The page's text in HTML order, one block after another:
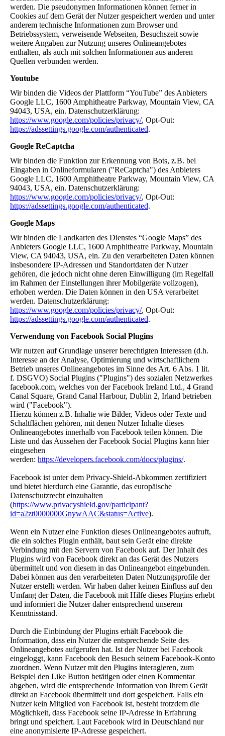
werden. Die pseudonymen Informationen können ferner in
Cookies auf dem Gerät der Nutzer gespeichert werden und unter
anderem technische Informationen zum Browser und
Betriebssystem, verweisende Webseiten, Besuchszeit sowie
weitere Angaben zur Nutzung unseres Onlineangebotes
enthalten, als auch mit solchen Informationen aus anderen
Quellen verbunden werden.
Youtube
Wir binden die Videos der Plattform “YouTube” des Anbieters
Google LLC, 1600 Amphitheatre Parkway, Mountain View, CA
94043, USA, ein. Datenschutzerklärung:
https://www.google.com/policies/privacy/, Opt-Out:
https://adssettings.google.com/authenticated.
Google ReCaptcha
Wir binden die Funktion zur Erkennung von Bots, z.B. bei
Eingaben in Onlineformularen ("ReCaptcha") des Anbieters
Google LLC, 1600 Amphitheatre Parkway, Mountain View, CA
94043, USA, ein. Datenschutzerklärung:
https://www.google.com/policies/privacy/, Opt-Out:
https://adssettings.google.com/authenticated.
Google Maps
Wir binden die Landkarten des Dienstes “Google Maps” des
Anbieters Google LLC, 1600 Amphitheatre Parkway, Mountain
View, CA 94043, USA, ein. Zu den verarbeiteten Daten können
insbesondere IP-Adressen und Standortdaten der Nutzer
gehören, die jedoch nicht ohne deren Einwilligung (im Regelfall
im Rahmen der Einstellungen ihrer Mobilgeräte vollzogen),
erhoben werden. Die Daten können in den USA verarbeitet
werden. Datenschutzerklärung:
https://www.google.com/policies/privacy/, Opt-Out:
https://adssettings.google.com/authenticated.
Verwendung von Facebook Social Plugins
Wir nutzen auf Grundlage unserer berechtigten Interessen (d.h.
Interesse an der Analyse, Optimierung und wirtschaftlichem
Betrieb unseres Onlineangebotes im Sinne des Art. 6 Abs. 1 lit.
f. DSGVO) Social Plugins ("Plugins") des sozialen Netzwerkes
facebook.com, welches von der Facebook Ireland Ltd., 4 Grand
Canal Square, Grand Canal Harbour, Dublin 2, Irland betrieben
wird ("Facebook").
Hierzu können z.B. Inhalte wie Bilder, Videos oder Texte und
Schaltflächen gehören, mit denen Nutzer Inhalte dieses
Onlineangebotes innerhalb von Facebook teilen können. Die
Liste und das Aussehen der Facebook Social Plugins kann hier
eingesehen
werden: https://developers.facebook.com/docs/plugins/.
Facebook ist unter dem Privacy-Shield-Abkommen zertifiziert
und bietet hierdurch eine Garantie, das europäische
Datenschutzrecht einzuhalten
(https://www.privacyshield.gov/participant?
id=a2zt0000000GnywAAC&status=Active).
Wenn ein Nutzer eine Funktion dieses Onlineangebotes aufruft,
die ein solches Plugin enthält, baut sein Gerät eine direkte
Verbindung mit den Servern von Facebook auf. Der Inhalt des
Plugins wird von Facebook direkt an das Gerät des Nutzers
übermittelt und von diesem in das Onlineangebot eingebunden.
Dabei können aus den verarbeiteten Daten Nutzungsprofile der
Nutzer erstellt werden. Wir haben daher keinen Einfluss auf den
Umfang der Daten, die Facebook mit Hilfe dieses Plugins erhebt
und informiert die Nutzer daher entsprechend unserem
Kenntnisstand.
Durch die Einbindung der Plugins erhält Facebook die
Information, dass ein Nutzer die entsprechende Seite des
Onlineangebotes aufgerufen hat. Ist der Nutzer bei Facebook
eingeloggt, kann Facebook den Besuch seinem Facebook-Konto
zuordnen. Wenn Nutzer mit den Plugins interagieren, zum
Beispiel den Like Button betätigen oder einen Kommentar
abgeben, wird die entsprechende Information von Ihrem Gerät
direkt an Facebook übermittelt und dort gespeichert. Falls ein
Nutzer kein Mitglied von Facebook ist, besteht trotzdem die
Möglichkeit, dass Facebook seine IP-Adresse in Erfahrung
bringt und speichert. Laut Facebook wird in Deutschland nur
eine anonymisierte IP-Adresse gespeichert.